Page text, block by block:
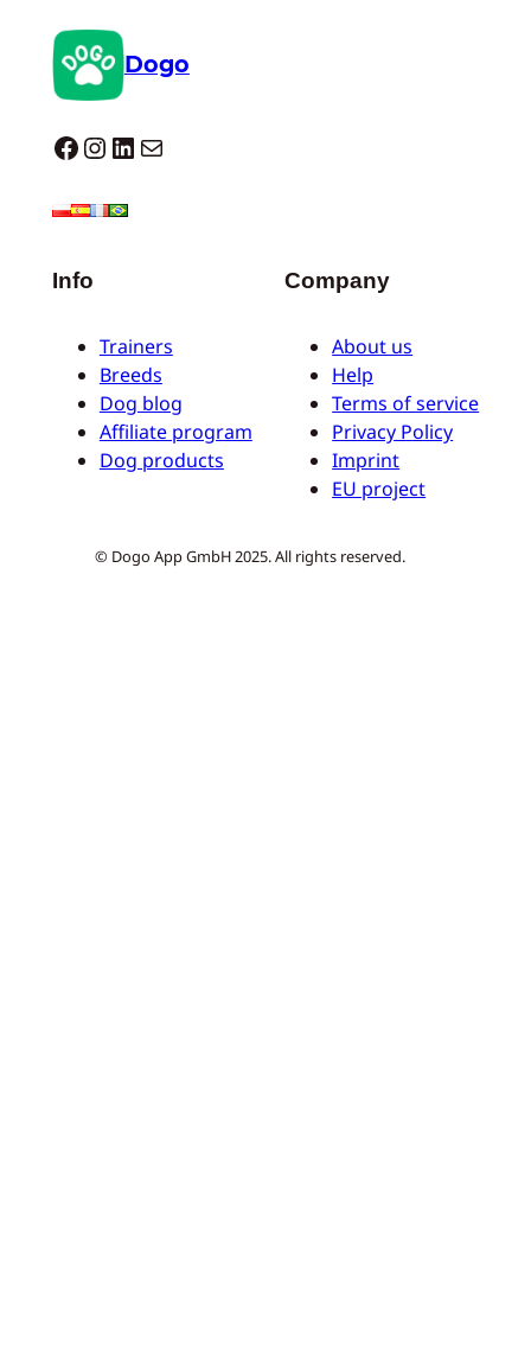
Dogo
Dogo facebook InstagramLinkedIn E-Mail
Info
Trainers
Breeds
Dog blog
Affiliate program
Dog products
Company
About us
Help
Terms of service
Privacy Policy
Imprint
EU project
© Dogo App GmbH 2025. All rights reserved.